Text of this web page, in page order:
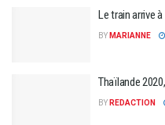
Le train arrive
BY MARIANNE
Thaïlande
BY REDACTION